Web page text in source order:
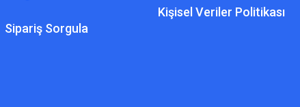
Sipariş Sorgula
Kişisel Veriler Politikası